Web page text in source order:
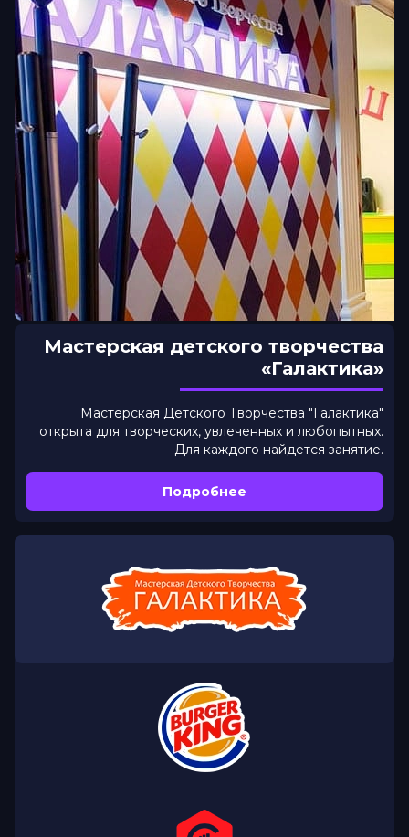
Мастерская детского творчества
«Галактика»
Мастерская Детского Творчества "Галактика"
открыта для творческих, увлеченных и любопытных.
Для каждого найдется занятие.
Подробнее